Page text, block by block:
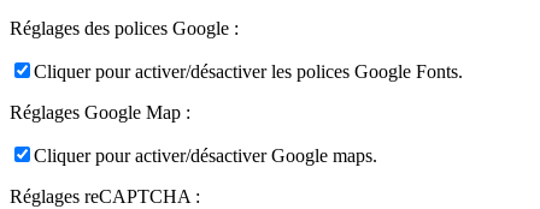
Réglages des polices Google :
Cliquer pour activer/désactiver les polices Google Fonts.
Réglages Google Map :
Cliquer pour activer/désactiver Google maps.
Réglages reCAPTCHA :